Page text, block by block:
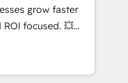
enablement tools
strategies with
2,000+
across marketing,
grow faster
focused. 💥
that can help you
your teams to
and improve user